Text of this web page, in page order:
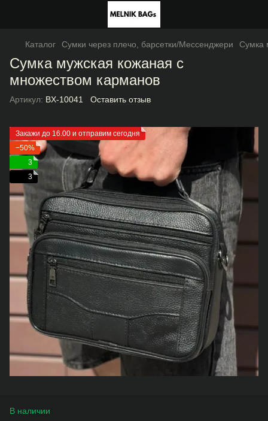
Каталог Сумки через плечо, барсетки/Мессенджери Сумка
Сумка мужская кожаная с
множеством карманов
Артикул: BX-10041 Оставить отзыв
Закажи до 16.00 и отправим сегодня
−50%
3
3
В наличии